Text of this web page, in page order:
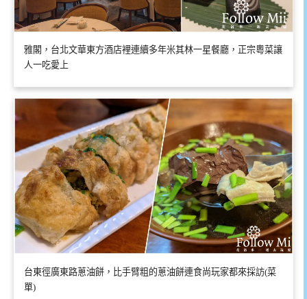
雅閣，台北文華東方酒店裡連續多年米其林一星餐廳，正宗粵菜讓
人一吃愛上
台東徑廣東路蔥油餅，比手臂粗的蔥油餅連食尚玩家都來採訪(菜
單)